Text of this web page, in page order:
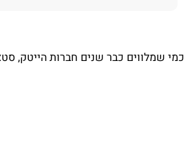
כמי שמלווים כבר שנים חברות הייטק,